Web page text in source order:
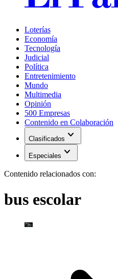
Loterías
Economía
Tecnología
Judicial
Política
Entretenimiento
Mundo
Multimedia
Opinión
500 Empresas
Contenido en Colaboración
Clasificados expand_more
Especiales expand_more
Contenido relacionados con:
bus escolar